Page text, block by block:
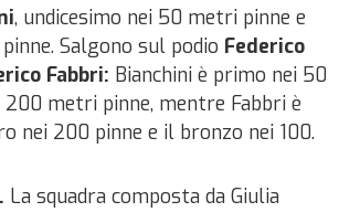
, undicesimo nei 50 metri pinne e
Salgono sul podio Federico
Fabbri: Bianchini è primo nei 50
metri pinne, mentre Fabbri è
nei 200 pinne e il bronzo nei 100.
La squadra composta da Giulia